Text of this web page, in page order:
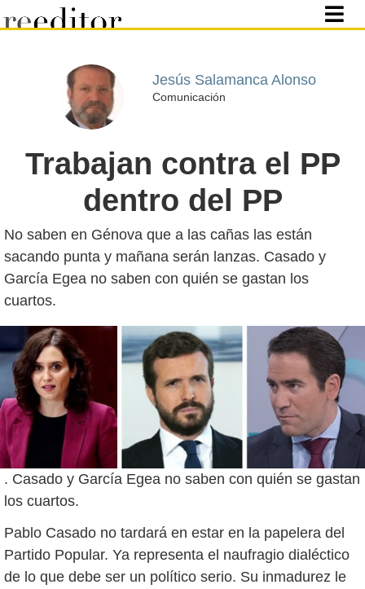
Jesús Salamanca Alonso
Comunicación
Trabajan contra el PP
dentro del PP
No saben en Génova que a las cañas las están
sacando punta y mañana serán lanzas. Casado y
García Egea no saben con quién se gastan los
. Casado y García Egea no saben con quién se gastan
los cuartos.
Pablo Casado no tardará en estar en la papelera del
Partido Popular. Ya representa el naufragio dialéctico
de lo que debe ser un político serio. Su inmadurez le